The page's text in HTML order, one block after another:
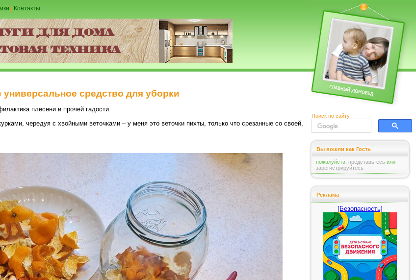
Контакты
средство для уборки
плесени и прочей гадости.
чередуя с хвойными веточками – у меня это веточки пихты, только что срезанные со своей,
Поиск по сайту
Вы вошли как Гость
пожалуйста, представьтесь или
зарегистрируйтесь
Реклама
[Безопасность]